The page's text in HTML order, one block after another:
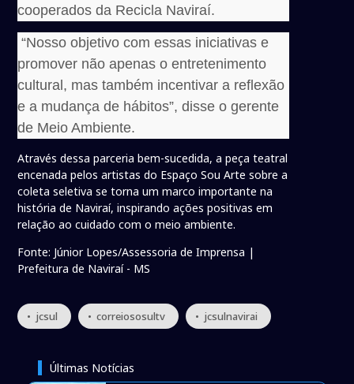
cooperados da Recicla Naviraí.
“Nosso objetivo com essas iniciativas e
promover não apenas o entretenimento
cultural, mas também incentivar a reflexão
e a mudança de hábitos”, disse o gerente
de Meio Ambiente.
Através dessa parceria bem-sucedida, a peça teatral
encenada pelos artistas do Espaço Sou Arte sobre a
coleta seletiva se torna um marco importante na
história de Naviraí, inspirando ações positivas em
relação ao cuidado com o meio ambiente.
Fonte: Júnior Lopes/Assessoria de Imprensa |
Prefeitura de Naviraí - MS
• jcsul • correiososultv • jcsulnavirai
Últimas Notícias